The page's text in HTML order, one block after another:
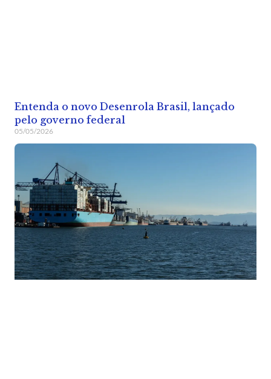
Entenda o novo Desenrola Brasil, lançado
pelo governo federal
05/05/2026